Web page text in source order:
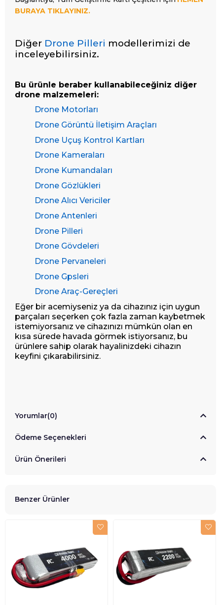
BURAYA TIKLAYINIZ.
Diğer Drone Pilleri modellerimizi de
inceleyebilirsiniz.
Bu ürünle beraber kullanabileceğiniz diğer
drone malzemeleri:
Drone Motorları
Drone Görüntü İletişim Araçları
Drone Uçuş Kontrol Kartları
Drone Kameraları
Drone Kumandaları
Drone Gözlükleri
Drone Alıcı Vericiler
Drone Antenleri
Drone Pilleri
Drone Gövdeleri
Drone Pervaneleri
Drone Gpsleri
Drone Araç-Gereçleri
Eğer bir acemiyseniz ya da cihazınız için uygun
parçaları seçerken çok fazla zaman kaybetmek
istemiyorsanız ve cihazınızı mümkün olan en
kısa sürede havada görmek istiyorsanız, bu
ürünlere sahip olarak hayalinizdeki cihazın
keyfini çıkarabilirsiniz.
Yorumlar(0)
Ödeme Seçenekleri
Ürün Önerileri
Benzer Ürünler